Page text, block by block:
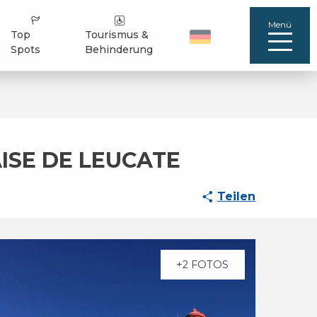
Top
Spots
Tourismus &
Behinderung
Menü
DE LEUCATE
Teilen
+2 FOTOS